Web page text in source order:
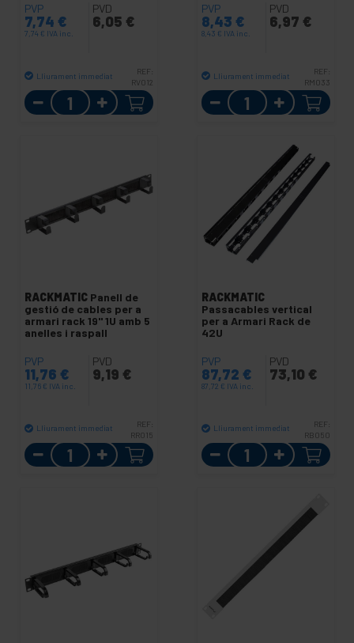
PVP
7,74 €
7,74 € IVA inc.
PVD
6,05 €
Lliurament immediat
REF:
RV012
Quantitat
PVP
8,43 €
8,43 € IVA inc.
PVD
6,97 €
Lliurament immediat
REF:
RM033
Quantitat
RACKMATIC Panell de
gestió de cables per a
armari rack 19" 1U amb 5
anelles i raspall
PVP
11,76 €
11,76 € IVA inc.
PVD
9,19 €
Lliurament immediat
REF:
RR015
Quantitat
RACKMATIC
Passacables vertical
per a Armari Rack de
42U
PVP
87,72 €
87,72 € IVA inc.
PVD
73,10 €
Lliurament immediat
REF:
RB050
Quantitat